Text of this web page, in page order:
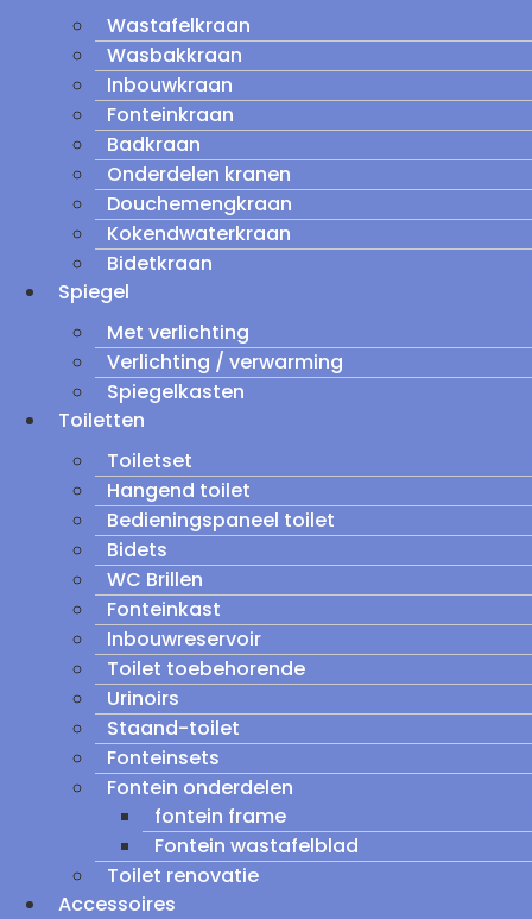
Wastafelkraan
Wasbakkraan
Inbouwkraan
Fonteinkraan
Badkraan
Onderdelen kranen
Douchemengkraan
Kokendwaterkraan
Bidetkraan
Spiegel
Met verlichting
Verlichting / verwarming
Spiegelkasten
Toiletten
Toiletset
Hangend toilet
Bedieningspaneel toilet
Bidets
WC Brillen
Fonteinkast
Inbouwreservoir
Toilet toebehorende
Urinoirs
Staand-toilet
Fonteinsets
Fontein onderdelen
fontein frame
Fontein wastafelblad
Toilet renovatie
Accessoires